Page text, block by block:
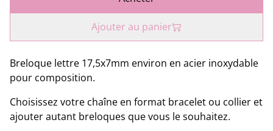
Ajouter au panier
Breloque lettre 17,5x7mm environ en acier inoxydable
pour composition.
Choisissez votre chaîne en format bracelet ou collier et
ajouter autant breloques que vous le souhaitez.